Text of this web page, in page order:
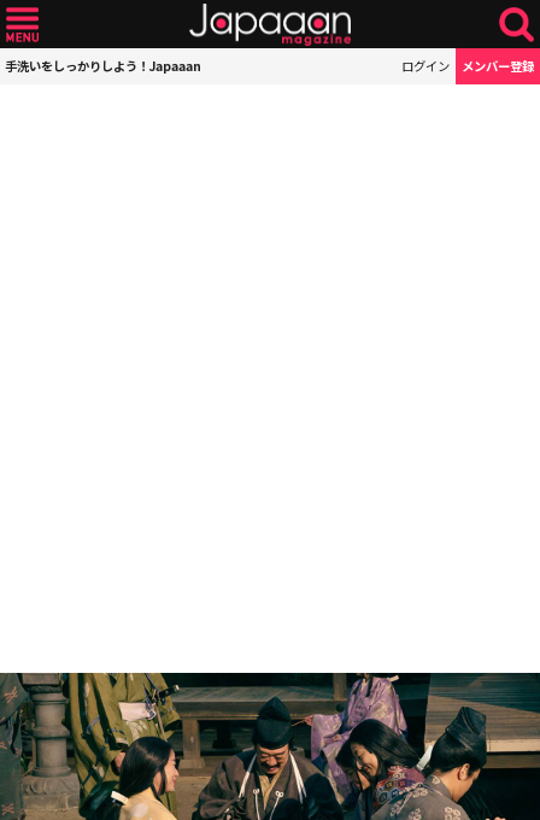
手洗いをしっかりしよう！Japaaan ログイン メンバー登録